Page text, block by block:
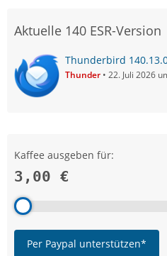
Aktuelle 140 ESR-Version
Thunderbird
Thunder 22. Juli 2026
Kaffee ausgeben für:
3,00 €
Per Paypal unterstützen*